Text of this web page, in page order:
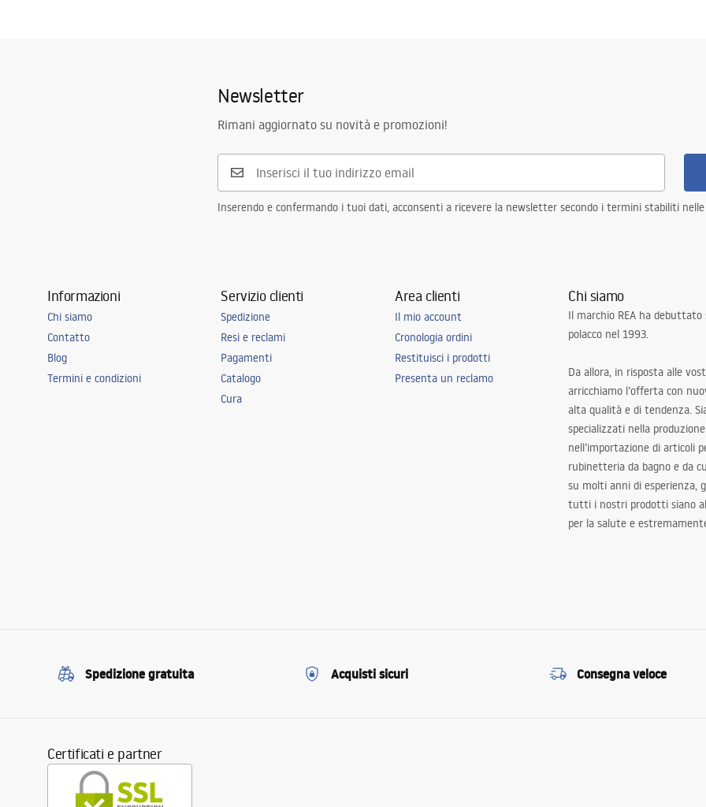
Newsletter
Rimani aggiornato su novità e promozioni!
Inserendo e confermando i tuoi dati, acconsenti a ricevere la newsletter secondo i termini stabiliti
Informazioni
Chi siamo
Contatto
Blog
Termini e condizioni
Servizio clienti
Spedizione
Resi e reclami
Pagamenti
Catalogo
Cura
Area clienti
Il mio account
Cronologia ordini
Restituisci i prodotti
Presenta un reclamo
Chi siamo
Il marchio REA ha
polacco nel 1993.
Da allora, in risposta alle
arricchiamo l’offerta con
alta qualità e di tendenza.
specializzati nella
nell’importazione di articoli
rubinetteria da bagno e da
su molti anni di esperienza,
tutti i nostri prodotti siano
per la salute e
Spedizione gratuita Acquisti sicuri Consegna veloce
Certificati e partner